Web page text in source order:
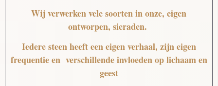
Wij verwerken vele soorten in onze, eigen
ontworpen, sieraden.
Iedere steen heeft een eigen verhaal, zijn eigen
frequentie en verschillende invloeden op lichaam en
geest